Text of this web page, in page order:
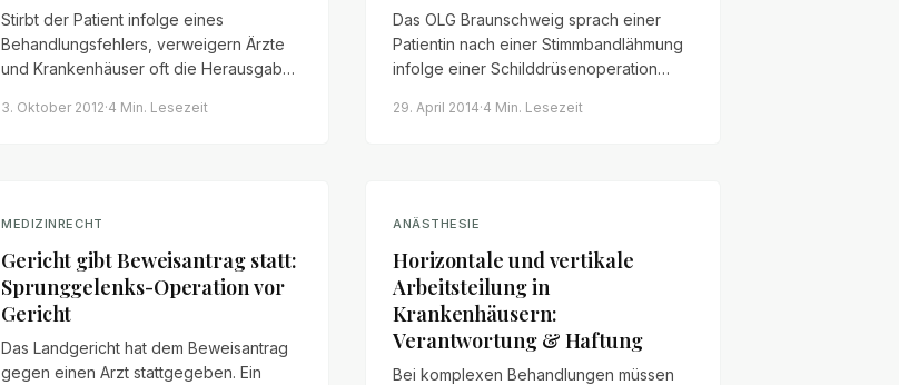
Stirbt der Patient infolge eines
Behandlungsfehlers, verweigern Ärzte
und Krankenhäuser oft die Herausgabe
dem Tod des Patienten ein
3. Oktober 2012·4 Min. Lesezeit
Das OLG Braunschweig sprach einer
Patientin nach einer Stimmbandlähmung
infolge einer Schilddrüsenoperation
Entscheidend war die fehlerhafte
29. April 2014·4 Min. Lesezeit
MEDIZINRECHT
Gericht gibt Beweisantrag statt:
Sprunggelenks-Operation vor
Gericht
Das Landgericht hat dem Beweisantrag
gegen einen Arzt stattgegeben. Ein
ANÄSTHESIE
Horizontale und vertikale
Arbeitsteilung in
Krankenhäusern:
Verantwortung & Haftung
Bei komplexen Behandlungen müssen